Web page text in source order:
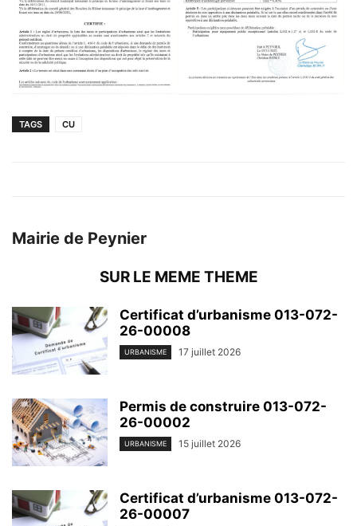
TAGS CU
Mairie de Peynier
SUR LE MEME THEME
Certificat d’urbanisme 013-072-
26-00008
URBANISME 17 juillet 2026
Permis de construire 013-072-
26-00002
URBANISME 15 juillet 2026
Certificat d’urbanisme 013-072-
26-00007